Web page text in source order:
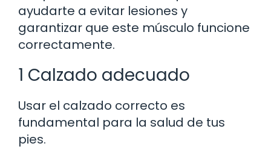
ayudarte a evitar lesiones y
garantizar que este músculo funcione
correctamente.
1 Calzado adecuado
Usar el calzado correcto es
fundamental para la salud de tus
pies.